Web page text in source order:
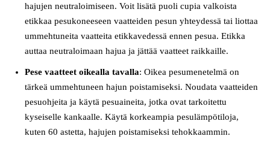
hajujen neutraloimiseen. Voit lisätä puoli cupia valkoista
etikkaa pesukoneeseen vaatteiden pesun yhteydessä tai liottaa
ummehtuneita vaatteita etikkavedessä ennen pesua. Etikka
auttaa neutraloimaan hajua ja jättää vaatteet raikkaille.
Pese vaatteet oikealla tavalla: Oikea pesumenetelmä on
tärkeä ummehtuneen hajun poistamiseksi. Noudata vaatteiden
pesuohjeita ja käytä pesuaineita, jotka ovat tarkoitettu
kyseiselle kankaalle. Käytä korkeampia pesulämpötiloja,
kuten 60 astetta, hajujen poistamiseksi tehokkaammin.